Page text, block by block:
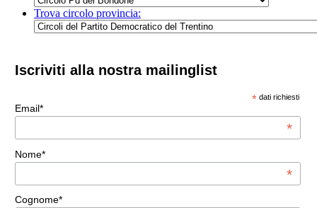
Trova circolo provincia:
Iscriviti alla nostra mailinglist
* dati richiesti
Email*
*
Nome*
*
Cognome*